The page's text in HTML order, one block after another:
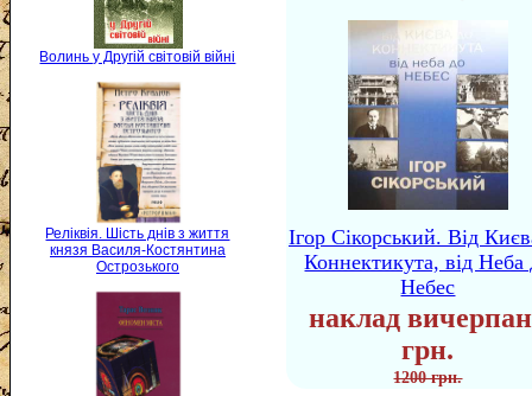
Волинь у Другій світовій війні
Реліквія. Шість днів з життя
князя Василя-Костянтина
Острозького
Ігор Сікорський. Від
Коннектикута, від Неба
Небес
наклад
грн.
1200 грн.